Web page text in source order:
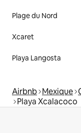
Plage du Nord
Xcaret
Playa Langosta
Airbnb Mexique
Playa Xcalacoco